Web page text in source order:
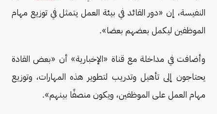
النفيسة، إن «دور القائد في بيئة العمل يتمثل في توزيع مهام
الموظفين ليكمل بعضهم بعضا».
وأضافت في مداخلة مع قناة «الإخبارية» أن «بعض القادة
يحتاجون إلى تأهيل وتدريب لتطوير هذه المهارات، وتوزيع
مهام العمل على الموظفين، ويكون منصفًا بينهم».